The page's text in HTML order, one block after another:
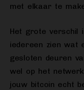
met elkaar te
Het grote verschil
iedereen zien wat
gesloten deuren
wel op het
jouw bitcoin echt